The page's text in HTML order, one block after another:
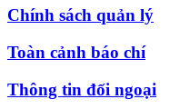
Chính sách quản lý
Toàn cảnh báo chí
Thông tin đối ngoại